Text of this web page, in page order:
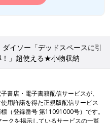
ダイソー「デッドスペースに引
！」超使える★小物収納
書店・電子書籍配信サービスが、
用許諾を得た正規版配信サービス
（登録番号 第11091000号）です。
ークを掲示しているサービスの一覧